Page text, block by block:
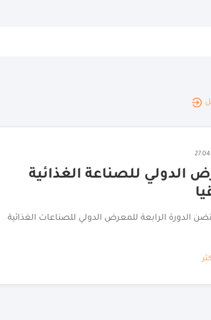
تظاهرة مخصصة للامتياز
القادم:انطلاق أكبر تظاهرة مخصصة للامتياز التجاري في